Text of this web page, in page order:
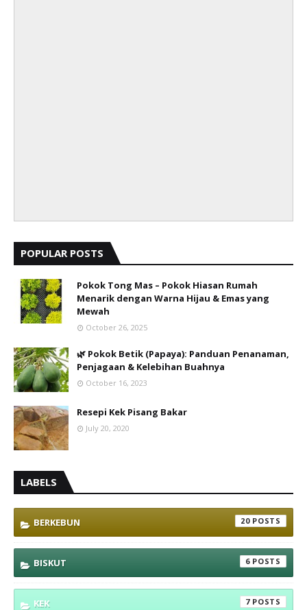
POPULAR POSTS
Pokok Tong Mas – Pokok Hiasan Rumah
Menarik dengan Warna Hijau & Emas yang
Mewah
October 26, 2025
🌿 Pokok Betik (Papaya): Panduan Penanaman,
Penjagaan & Kelebihan Buahnya
October 16, 2023
Resepi Kek Pisang Bakar
July 20, 2020
LABELS
BERKEBUN 20
BISKUT 6
KEK 7